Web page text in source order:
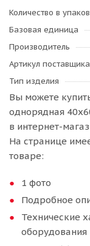
Количество в
Базовая единица
Производитель
Артикул поставщика
Тип изделия
Вы можете
однорядная
в интернет-
На странице
товаре:
1 фото
Подробное
Технические
оборудования